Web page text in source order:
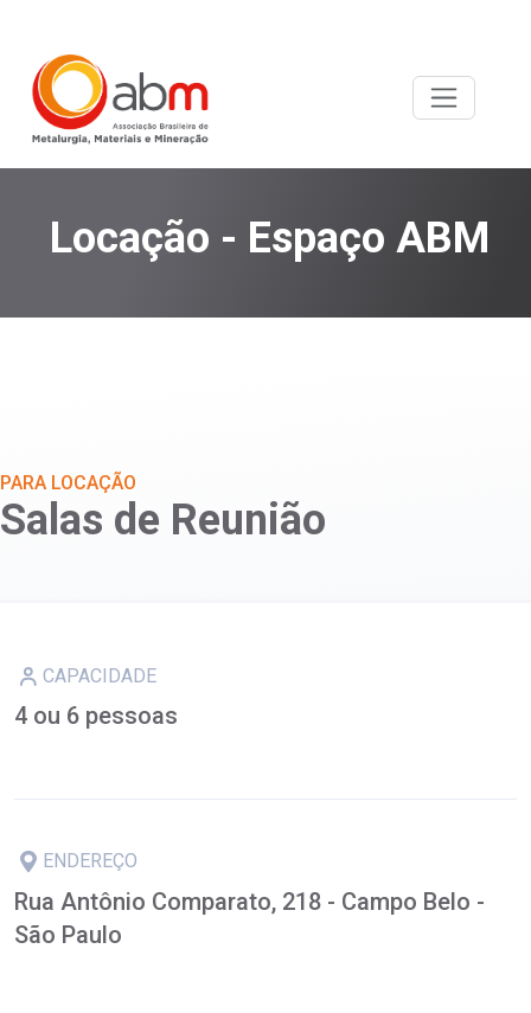
Locação - Espaço ABM
PARA LOCAÇÃO
Salas de Reunião
CAPACIDADE
4 ou 6 pessoas
ENDEREÇO
Rua Antônio Comparato, 218 - Campo Belo -
São Paulo